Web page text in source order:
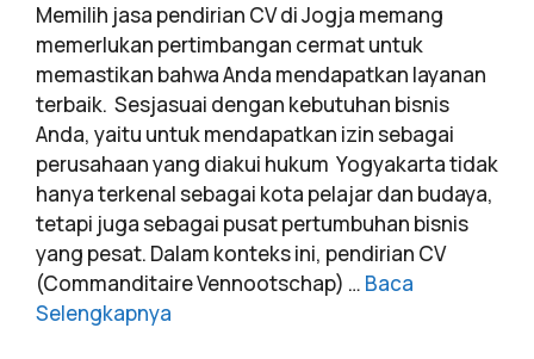
Memilih jasa pendirian CV di Jogja memang
memerlukan pertimbangan cermat untuk
memastikan bahwa Anda mendapatkan layanan
terbaik. Sesjasuai dengan kebutuhan bisnis
Anda, yaitu untuk mendapatkan izin sebagai
perusahaan yang diakui hukum Yogyakarta tidak
hanya terkenal sebagai kota pelajar dan budaya,
tetapi juga sebagai pusat pertumbuhan bisnis
yang pesat. Dalam konteks ini, pendirian CV
(Commanditaire Vennootschap) … Baca
Selengkapnya